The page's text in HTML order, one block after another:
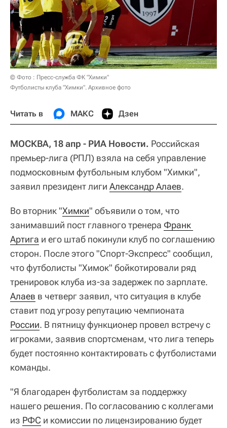
© Фото : Пресс-служба ФК "Химки"
Футболисты клуба "Химки". Архивное фото
Читать в МАКС Дзен
МОСКВА, 18 апр - РИА Новости. Российская
премьер-лига (РПЛ) взяла на себя управление
подмосковным футбольным клубом "Химки",
заявил президент лиги Александр Алаев.
Во вторник "Химки" объявили о том, что
занимавший пост главного тренера Франк
Артига и его штаб покинули клуб по соглашению
сторон. После этого "Спорт-Экспресс" сообщил,
что футболисты "Химок" бойкотировали ряд
тренировок клуба из-за задержек по зарплате.
Алаев в четверг заявил, что ситуация в клубе
ставит под угрозу репутацию чемпионата
России. В пятницу функционер провел встречу с
игроками, заявив спортсменам, что лига теперь
будет постоянно контактировать с футболистами
команды.
"Я благодарен футболистам за поддержку
нашего решения. По согласованию с коллегами
из РФС и комиссии по лицензированию будет